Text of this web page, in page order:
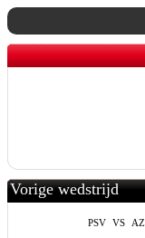
Vorige wedstrijd
PSV VS AZ